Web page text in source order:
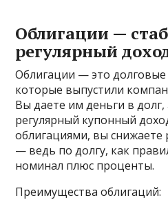
Облигации —
регулярный
Облигации — это
которые выпустили
Вы даете им деньги в долг,
регулярный купонный
облигациями, вы снижаете
— ведь по долгу, как
номинал плюс проценты.
Преимущества облигаций: